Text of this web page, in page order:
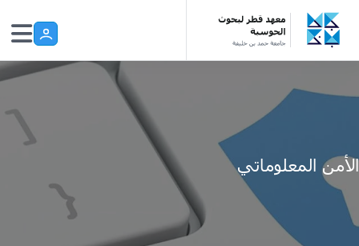
Skip to main content
الأمن المعلوماتي